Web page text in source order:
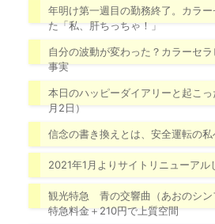
年明け第一週目の勤務終了。カラー
た「私、肝ちっちゃ！」
自分の波動が変わった？カラーセ
事実
本日のハッピーダイアリーと起こっ
月2日）
信念の書き換えとは、安全運転の
2021年1月よりサイトリニューアル
観光特急 青の交響曲（あおのシン
特急料金＋210円で上質空間